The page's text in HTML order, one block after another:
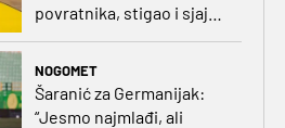
povratnika, stigao i sjajni
šuter
NOGOMET
Šaranić za Germanijak:
“Jesmo najmlađi, ali